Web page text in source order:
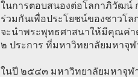
ในการตอบสนองต่อโลกาภิวัฒน์
ร่วมกันเพื่อประโยชน์ของชาวโล
จะนำพระพุทธศาสนาให้มีคุณค่า
๒ ประการ ที่มหาวิทยาลัยมหาจุ
ในปี ๒๕๔๓ มหาวิทยาลัยมหาจุฬ